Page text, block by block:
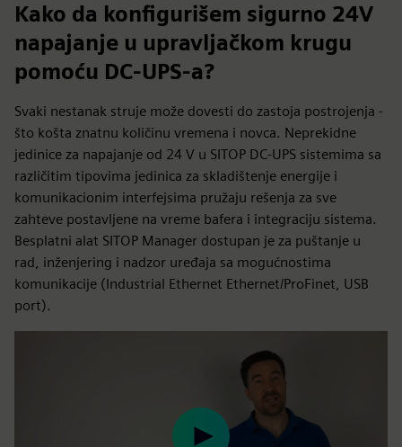
Kako da konfigurišem sigurno 24V
napajanje u upravljačkom krugu
pomoću DC-UPS-a?
Svaki nestanak struje može dovesti do zastoja postrojenja -
što košta znatnu količinu vremena i novca. Neprekidne
jedinice za napajanje od 24 V u SITOP DC-UPS sistemima sa
različitim tipovima jedinica za skladištenje energije i
komunikacionim interfejsima pružaju rešenja za sve
zahteve postavljene na vreme bafera i integraciju sistema.
Besplatni alat SITOP Manager dostupan je za puštanje u
rad, inženjering i nadzor uređaja sa mogućnostima
komunikacije (Industrial Ethernet Ethernet/ProFinet, USB
port).